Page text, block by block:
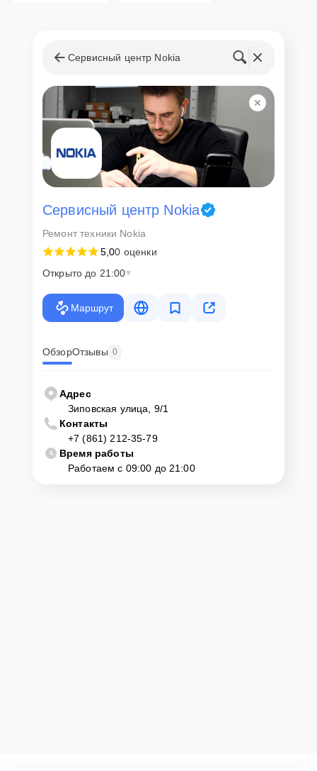
Сервисный центр Nokia
Сервисный центр Nokia
Ремонт техники Nokia
5,00 оценки
Открыто до 21:00
Маршрут
ОбзорОтзывы 0
Адрес
Зиповская улица, 9/1
Контакты
+7 (861) 212-35-79
Время работы
Работаем с 09:00 до 21:00